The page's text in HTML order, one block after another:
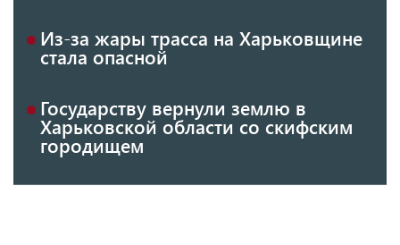
Из-за жары трасса на Харьковщине
стала опасной
Государству вернули землю в
Харьковской области со скифским
городищем